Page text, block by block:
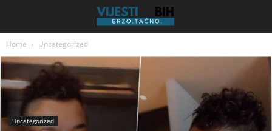
Home Uncategorized
Uncategorized